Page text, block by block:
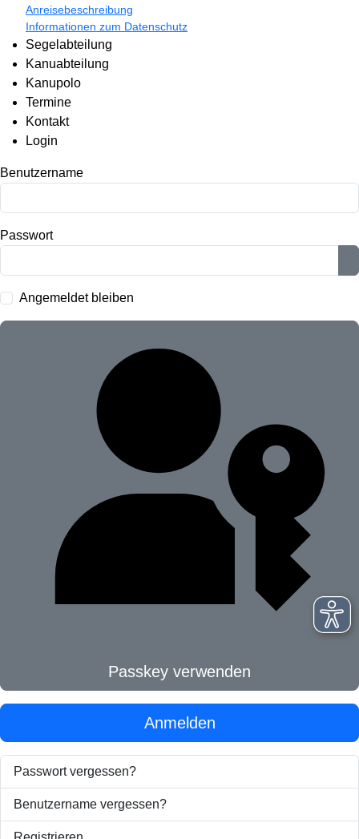
Anreisebeschreibung
Informationen zum Datenschutz
Segelabteilung
Kanuabteilung
Kanupolo
Termine
Kontakt
Login
Benutzername
Passwort
Angemeldet bleiben
Passkey verwenden
Anmelden
Passwort vergessen?
Benutzername vergessen?